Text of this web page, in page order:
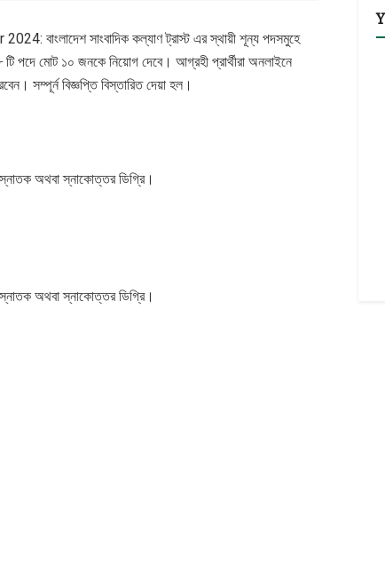
সাংবাদিক কল্যাণ ট্রাস্ট এর স্থায়ী শূন্য পদসমুহে
টি পদে মোট ১০ জনকে নিয়োগ দেবে। আগ্রহী প্রার্থীরা অনলাইনে
সম্পূর্ন বিজ্ঞপ্তি বিস্তারিত দেয়া হল।
স্নাতক অথবা স্নাকোত্তর ডিগ্রি।
স্নাতক অথবা স্নাকোত্তর ডিগ্রি।